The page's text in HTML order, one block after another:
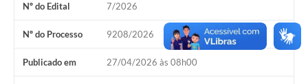
Nº do Edital 7/2026
Nº do Processo 9208/2026
Publicado em 27/04/2026 às 08h00